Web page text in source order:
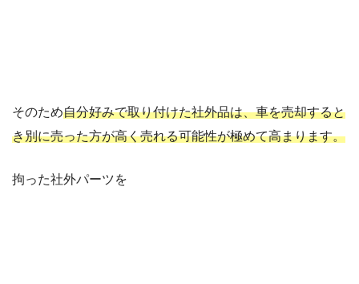
そのため自分好みで取り付けた社外品は、車を売却すると
き別に売った方が高く売れる可能性が極めて高まります。
拘った社外パーツを